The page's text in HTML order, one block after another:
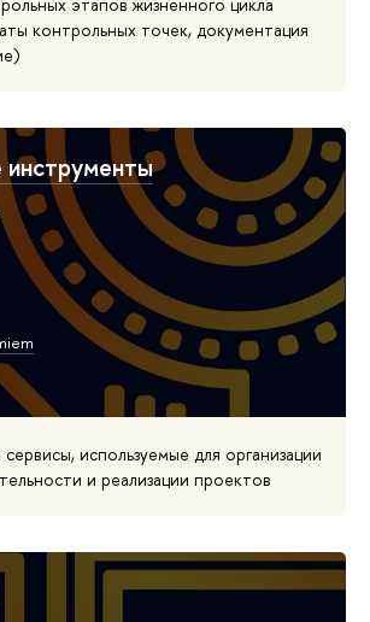
этапов жизненного цикла
контрольных точек, документация
используемые для организации
и реализации проектов